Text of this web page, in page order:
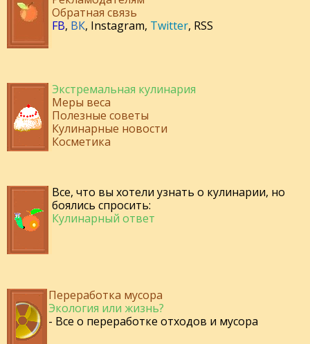
Обратная связь
FB, ВК, Instagram, Twitter, RSS
Экстремальная кулинария
Меры веса
Полезные советы
Кулинарные новости
Косметика
Все, что вы хотели узнать о кулинарии, но
боялись спросить:
Кулинарный ответ
Переработка мусора
Экология или жизнь?
- Все о переработке отходов и мусора